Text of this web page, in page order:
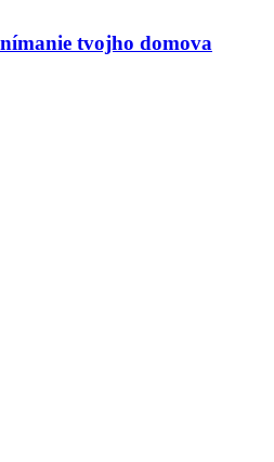
tvojho domova